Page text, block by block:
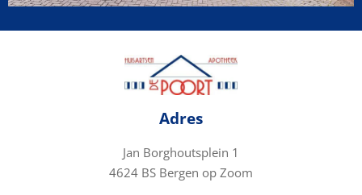
Adres
Jan Borghoutsplein 1
4624 BS Bergen op Zoom